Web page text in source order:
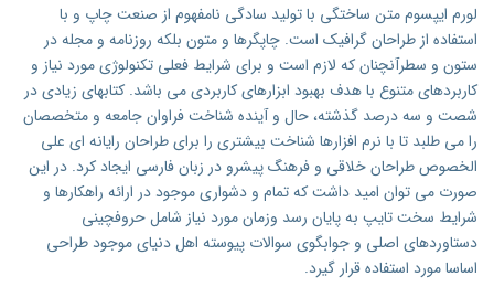
لورم ایپسوم متن ساختگی با تولید سادگی نامفهوم از صنعت چاپ و با
استفاده از طراحان گرافیک است. چاپگرها و متون بلکه روزنامه و مجله در
ستون و سطرآنچنان که لازم است و برای شرایط فعلی تکنولوژی مورد نیاز و
کاربردهای متنوع با هدف بهبود ابزارهای کاربردی می باشد. کتابهای زیادی در
شصت و سه درصد گذشته، حال و آینده شناخت فراوان جامعه و متخصصان
را می طلبد تا با نرم افزارها شناخت بیشتری را برای طراحان رایانه ای علی
الخصوص طراحان خلاقی و فرهنگ پیشرو در زبان فارسی ایجاد کرد. در این
صورت می توان امید داشت که تمام و دشواری موجود در ارائه راهکارها و
شرایط سخت تایپ به پایان رسد وزمان مورد نیاز شامل حروفچینی
دستاوردهای اصلی و جوابگوی سوالات پیوسته اهل دنیای موجود طراحی
اساسا مورد استفاده قرار گیرد.